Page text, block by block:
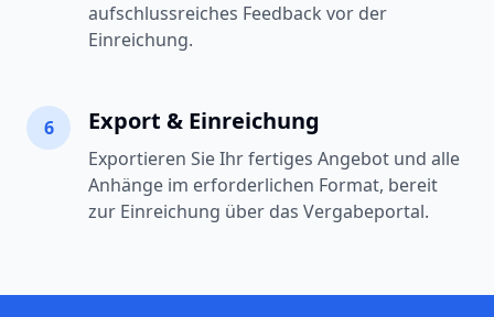
aufschlussreiches Feedback vor der
Einreichung.
6 Export & Einreichung
Exportieren Sie Ihr fertiges Angebot und alle
Anhänge im erforderlichen Format, bereit
zur Einreichung über das Vergabeportal.